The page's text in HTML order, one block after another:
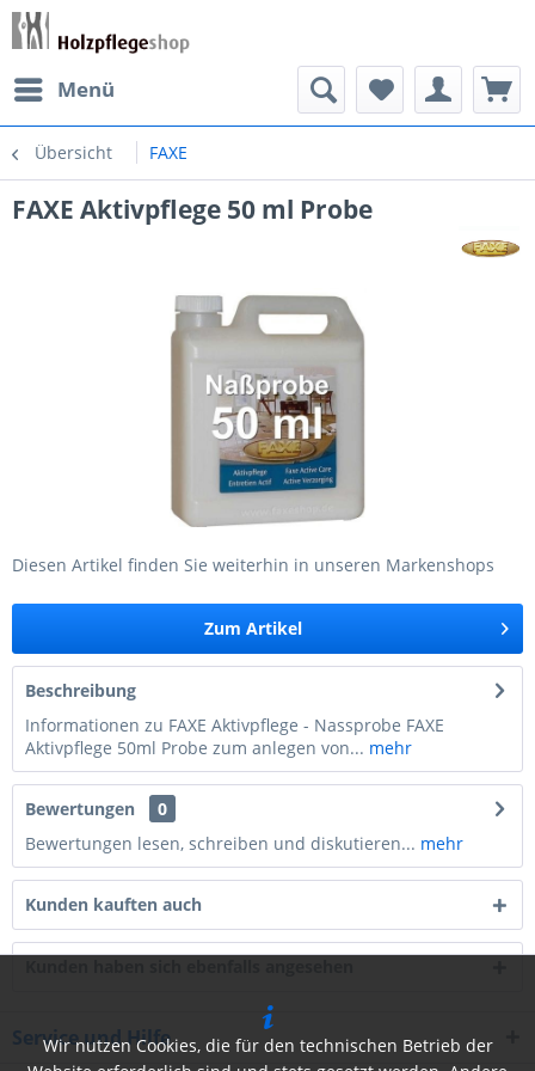
Menü
Übersicht FAXE
FAXE Aktivpflege 50 ml Probe
Diesen Artikel finden Sie weiterhin in unseren Markenshops
Zum Artikel
Beschreibung
Informationen zu FAXE Aktivpflege - Nassprobe FAXE
Aktivpflege 50ml Probe zum anlegen von... mehr
Bewertungen
0
Bewertungen lesen, schreiben und diskutieren... mehr
Kunden kauften auch
Service und Hilfe
Wir nutzen Cookies, die für den technischen Betrieb der